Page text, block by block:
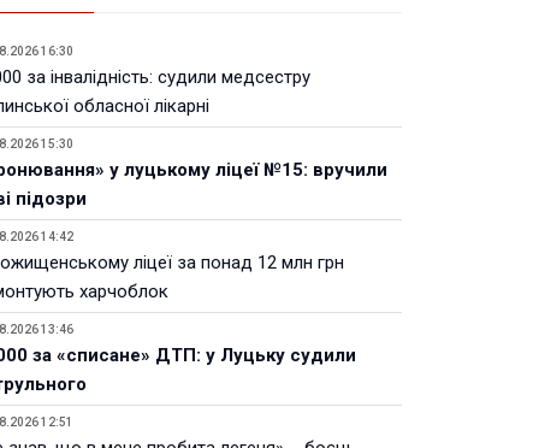
16:30
за інвалідність: судили медсестру
обласної лікарні
15:30
у луцькому ліцеї №15: вручили
підозри
14:42
ліцеї за понад 12 млн грн
харчоблок
13:46
за «списане» ДТП: у Луцьку судили
12:51